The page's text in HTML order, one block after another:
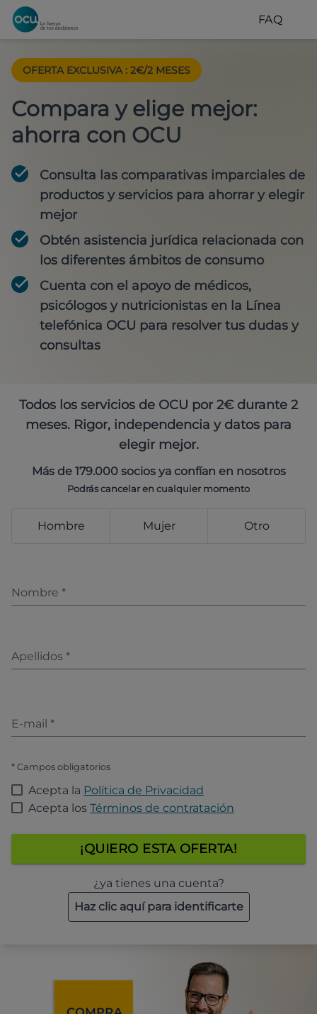
FAQ
OFERTA EXCLUSIVA : 2€/2 MESES
Compara y elige mejor:
ahorra con OCU
Consulta las comparativas imparciales de
productos y servicios para ahorrar y elegir
mejor
Obtén asistencia jurídica relacionada con
los diferentes ámbitos de consumo
Cuenta con el apoyo de médicos,
psicólogos y nutricionistas en la Línea
telefónica OCU para resolver tus dudas y
consultas
Todos los servicios de OCU por 2€ durante 2
meses. Rigor, independencia y datos para
elegir mejor.
Más de 179.000 socios ya confían en nosotros
Podrás cancelar en cualquier momento
Hombre Mujer Otro
Nombre *
Apellidos *
E-mail *
* Campos obligatorios
Acepta la Política de Privacidad
Acepta los Términos de contratación
¡QUIERO ESTA OFERTA!
¿ya tienes una cuenta?
Haz clic aquí para identificarte